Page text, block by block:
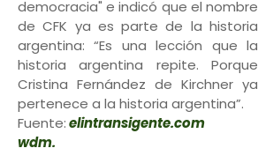
democracia" e indicó que el nombre
de CFK ya es parte de la historia
argentina: “Es una lección que la
historia argentina repite. Porque
Cristina Fernández de Kirchner ya
pertenece a la historia argentina”.
Fuente:elintransigente.com
wdm.